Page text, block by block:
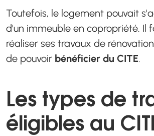
Toutefois, le logement pouvait
d'un immeuble en copropriété. Il
réaliser ses travaux de
de pouvoir bénéficier du CITE.
Les types de
éligibles au